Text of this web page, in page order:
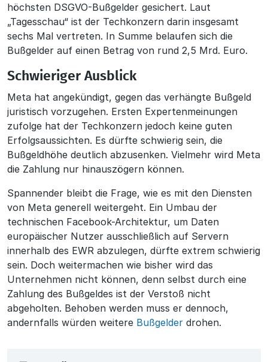
höchsten DSGVO-Bußgelder gesichert. Laut
„Tagesschau“ ist der Techkonzern darin insgesamt
sechs Mal vertreten. In Summe belaufen sich die
Bußgelder auf einen Betrag von rund 2,5 Mrd. Euro.
Schwieriger Ausblick
Meta hat angekündigt, gegen das verhängte Bußgeld
juristisch vorzugehen. Ersten Expertenmeinungen
zufolge hat der Techkonzern jedoch keine guten
Erfolgsaussichten. Es dürfte schwierig sein, die
Bußgeldhöhe deutlich abzusenken. Vielmehr wird Meta
die Zahlung nur hinauszögern können.
Spannender bleibt die Frage, wie es mit den Diensten
von Meta generell weitergeht. Ein Umbau der
technischen Facebook-Architektur, um Daten
europäischer Nutzer ausschließlich auf Servern
innerhalb des EWR abzulegen, dürfte extrem schwierig
sein. Doch weitermachen wie bisher wird das
Unternehmen nicht können, denn selbst durch eine
Zahlung des Bußgeldes ist der Verstoß nicht
abgeholten. Behoben werden muss er dennoch,
andernfalls würden weitere Bußgelder drohen.